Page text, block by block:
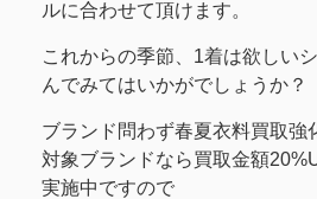
ルに合わせて頂けます。
これからの季節、1着は欲しい
んでみてはいかがでしょうか？
ブランド問わず春夏衣料買取強
対象ブランドなら買取金額
実施中ですので